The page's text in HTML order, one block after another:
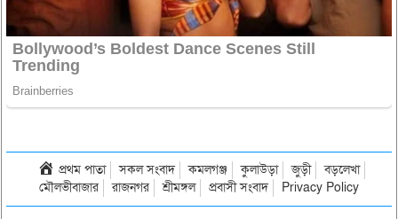
প্রথম পাতা সকল সংবাদ কমলগঞ্জ কুলাউড়া জুড়ী
বড়লেখা
মৌলভীবাজার
রাজনগর শ্রীমঙ্গল প্রবাসী সংবাদ Privacy Policy